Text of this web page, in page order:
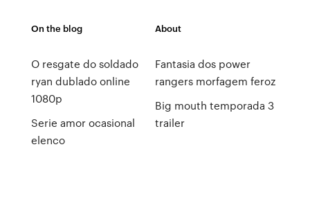
On the blog
O resgate do soldado
ryan dublado online
1080p
Serie amor ocasional
elenco
About
Fantasia dos power
rangers morfagem feroz
Big mouth temporada 3
trailer